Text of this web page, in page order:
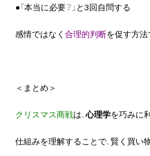
●「本当に必要？」と3回自問する
感情ではなく合理的判断を促す方
＜まとめ＞
クリスマス商戦は、心理学を巧みに
仕組みを理解することで、賢く買い